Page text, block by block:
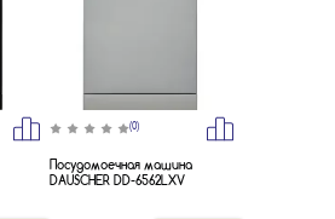
(0)
Посудомоечная машина
DAUSCHER DD-6562LXV